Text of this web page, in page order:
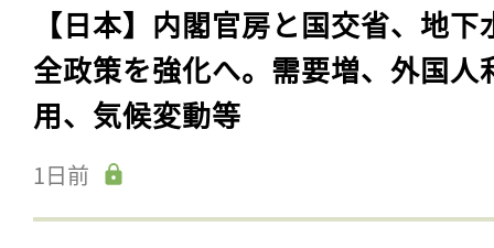
【日本】内閣官房と国交省、地下
全政策を強化へ。需要増、外国人
用、気候変動等
1日前